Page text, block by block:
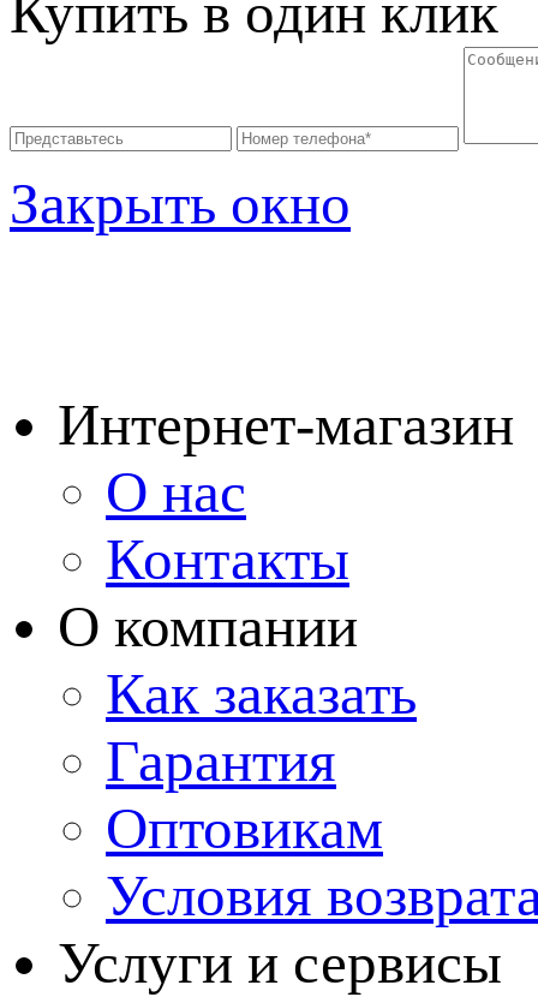
Закрыть окно
Интернет-магазин
О нас
Контакты
О компании
Как заказать
Гарантия
Оптовикам
Условия
Услуги и сервисы